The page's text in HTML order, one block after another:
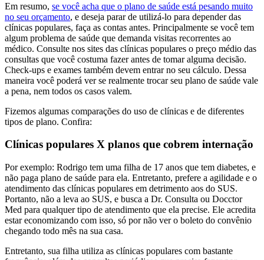
Em resumo, se você acha que o plano de saúde está pesando muito
no seu orçamento, e deseja parar de utilizá-lo para depender das
clínicas populares, faça as contas antes. Principalmente se você tem
algum problema de saúde que demanda visitas recorrentes ao
médico. Consulte nos sites das clínicas populares o preço médio das
consultas que você costuma fazer antes de tomar alguma decisão.
Check-ups e exames também devem entrar no seu cálculo. Dessa
maneira você poderá ver se realmente trocar seu plano de saúde vale
a pena, nem todos os casos valem.
Fizemos algumas comparações do uso de clínicas e de diferentes
tipos de plano. Confira:
Clínicas populares X planos que cobrem internação
Por exemplo: Rodrigo tem uma filha de 17 anos que tem diabetes, e
não paga plano de saúde para ela. Entretanto, prefere a agilidade e o
atendimento das clínicas populares em detrimento aos do SUS.
Portanto, não a leva ao SUS, e busca a Dr. Consulta ou Docctor
Med para qualquer tipo de atendimento que ela precise. Ele acredita
estar economizando com isso, só por não ver o boleto do convênio
chegando todo mês na sua casa.
Entretanto, sua filha utiliza as clínicas populares com bastante